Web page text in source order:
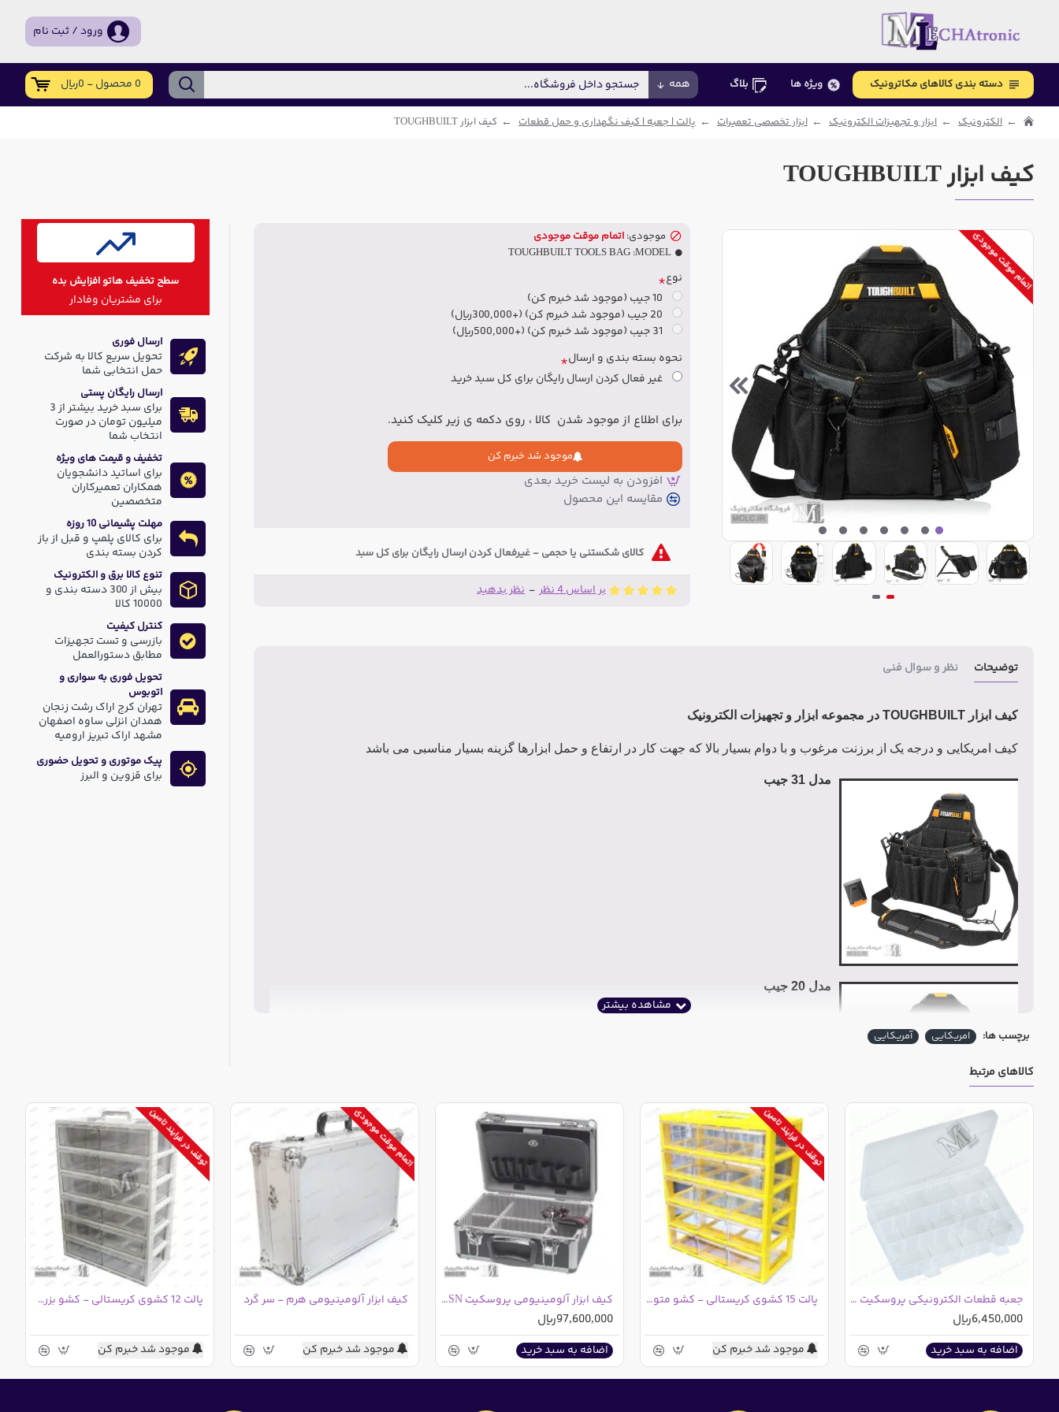
ورود / ثبت نام
دسته بندی کالاهای مکاترونیک ویژه ها بلاگ همه 0 محصول - 0ریال
الکترونیک ابزار و تجهیزات الکترونیک ابزار تخصصی تعمیرات پالت | جعبه | کیف نگهداری و حمل قطعات کیف ابزار TOUGHBUILT
کیف ابزار TOUGHBUILT
اتمام موقت موجودی
بر اساس 4 نظر - نظر بدهید
موجودی: اتمام موقت موجودی
MODEL:
TOUGHBUILT TOOLS BAG
نوع
10 جیب (موجود شد خبرم کن)
20 جیب (موجود شد خبرم کن)
(+300,000ریال)
31 جیب (موجود شد خبرم کن)
(+500,000ریال)
نحوه بسته بندی و ارسال
غیر فعال کردن ارسال رایگان برای کل سبد خرید
برای اطلاع از موجود شدن کالا ، روی دکمه ی زیر کلیک کنید.
موجود شد خبرم کن
افزودن به لیست خرید بعدی
مقایسه این محصول
کالای شکستنی یا حجمی - غیرفعال کردن ارسال رایگان برای کل سبد
توضیحات نظر و سوال فنی
کیف ابزار TOUGHBUILT در مجموعه ابزار و تجهیزات الکترونیک
کیف امریکایی و درجه یک از برزنت مرغوب و با دوام بسیار بالا که جهت کار در ارتفاع و حمل ابزارها گزینه بسیار مناسبی می باشد
مدل 31 جیب
مدل 20 جیب
نمای پشت مدل 20 جیب
برچسب ها: امریکایی آمریکایی
سطح تخفیف هاتو افزایش بده
برای مشتریان وفادار
ارسال فوری
تحویل سریع کالا به شرکت
حمل انتخابی شما
ارسال رایگان پستی
برای سبد خرید بیشتر از 3
میلیون تومان در صورت
انتخاب شما
تخفیف و قیمت های ویژه
برای اساتید دانشجویان
همکاران تعمیرکاران
متخصصین
مهلت پشیمانی 10 روزه
برای کالای پلمپ و قبل از باز
کردن بسته بندی
تنوع کالا برق و الکترونیک
بیش از 300 دسته بندی و
10000 کالا
کنترل کیفیت
بازرسی و تست تجهیزات
مطابق دستورالعمل
تحویل فوری به سواری و
اتوبوس
تهران کرج اراک رشت زنجان
همدان انزلی ساوه اصفهان
مشهد اراک تبریز ارومیه
پیک موتوری و تحویل حضوری
برای قزوین و البرز
کالاهای مرتبط
جعبه قطعات الکترونیکی پروسکیت 203-132E تایوانی
6,450,000ریال
اضافه به سبد خرید
توقف در فرایند تامین
پالت 15 کشوی کریستالی - کشو متوسط - سفید
موجود شد خبرم کن
کیف ابزار آلومینیومی پروسکیت TC-750SN
97,600,000ریال
اضافه به سبد خرید
اتمام موقت موجودی
کیف ابزار آلومینیومی هرم - سر گرد
موجود شد خبرم کن
توقف در فرایند تامین
پالت 12 کشوی کریستالی - کشو بزرگ - سفید
موجود شد خبرم کن